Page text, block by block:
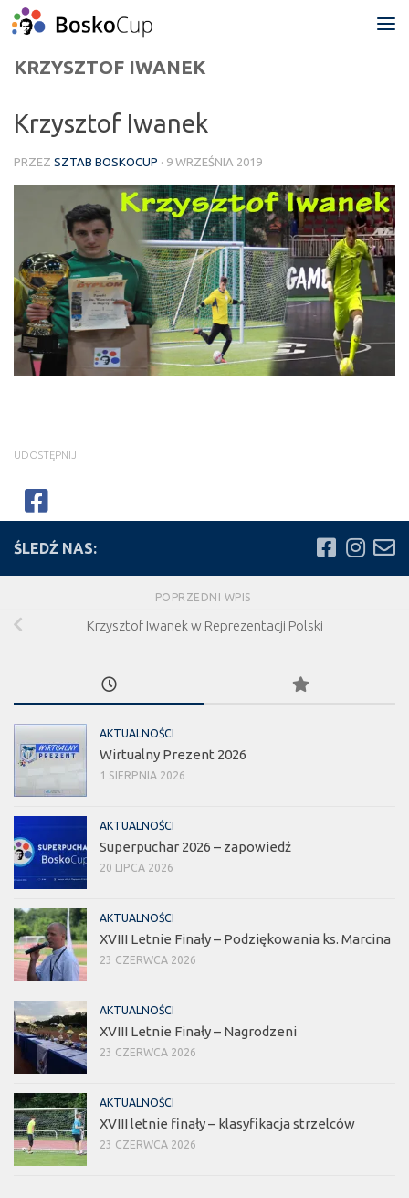
Przejdź do treści
KRZYSZTOF IWANEK
Krzysztof Iwanek
PRZEZ SZTAB BOSKOCUP · 9 WRZEŚNIA 2019
UDOSTĘPNIJ
ŚLEDŹ NAS:
POPRZEDNI WPIS
Krzysztof Iwanek w Reprezentacji Polski
AKTUALNOŚCI
Wirtualny Prezent 2026
1 SIERPNIA 2026
AKTUALNOŚCI
Superpuchar 2026 – zapowiedź
20 LIPCA 2026
AKTUALNOŚCI
XVIII Letnie Finały – Podziękowania ks. Marcina
23 CZERWCA 2026
AKTUALNOŚCI
XVIII Letnie Finały – Nagrodzeni
23 CZERWCA 2026
AKTUALNOŚCI
XVIII letnie finały – klasyfikacja strzelców
23 CZERWCA 2026